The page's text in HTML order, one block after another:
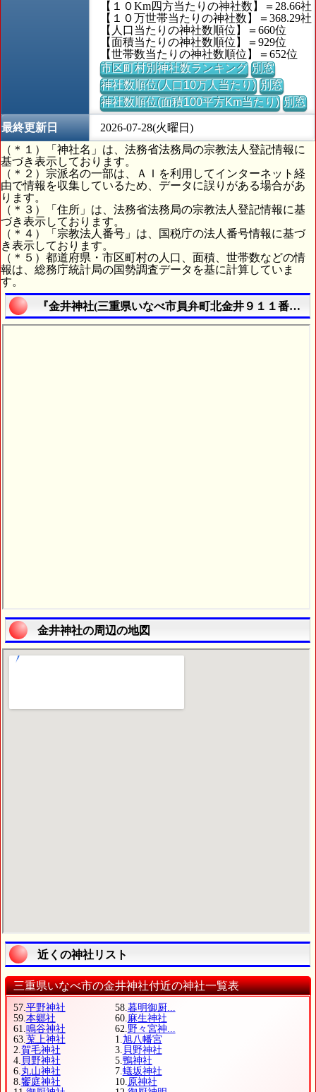
【１０Km四方当たりの神社数】＝28.66社
【１０万世帯当たりの神社数】＝368.29社
【人口当たりの神社数順位】＝660位
【面積当たりの神社数順位】＝929位
【世帯数当たりの神社数順位】＝652位
市区町村別神社数ランキング 別窓
神社数順位(人口10万人当たり) 別窓
神社数順位(面積100平方Km当たり) 別窓
最終更新日
2026-07-28(火曜日)
（＊１）「神社名」は、法務省法務局の宗教法人登記情報に
基づき表示しております。
（＊２）宗派名の一部は、ＡＩを利用してインターネット経
由で情報を収集しているため、データに誤りがある場合があ
ります。
（＊３）「住所」は、法務省法務局の宗教法人登記情報に基
づき表示しております。
（＊４）「宗教法人番号」は、国税庁の法人番号情報に基づ
き表示しております。
（＊５）都道府県・市区町村の人口、面積、世帯数などの情
報は、総務庁統計局の国勢調査データを基に計算していま
す。
『金井神社(三重県いなべ市員弁町北金井９１１番地)
金井神社の周辺の地図
近くの神社リスト
三重県いなべ市の金井神社付近の神社一覧表
57.平野神社 58.暮明御厨...
59.本郷社 60.麻生神社
61.鳴谷神社 62.野々宮神...
63.莵上神社 1.旭八幡宮
2.賀毛神社 3. 貝野神社
4. 貝野神社 5.鴨神社
6.丸山神社 7.蟻坂神社
8.饗庭神社 10.原神社